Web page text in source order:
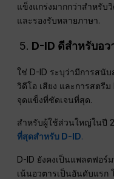
แข็งแกร่งมากกว่าสำหรับ
และรองรับหลายภาษา.
D-ID ดีสำหรับอว
ใช่ D-ID ระบุว่ามีการสนั
วิดีโอ เสียง และการสตรี
จุดแข็งที่ชัดเจนที่สุด.
สำหรับผู้ใช้ส่วนใหญ่ในปี
ที่สุดสำหรับ D-ID.
D-ID ยังคงเป็นแพลตฟอร์
เน้นอวตารเป็นอันดับแรก